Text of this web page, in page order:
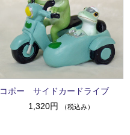
コポー サイドカードライブ
1,320円
（税込み）